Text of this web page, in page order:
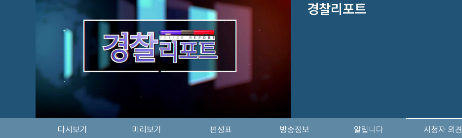
경찰리포트
다시보기 미리보기 편성표 방송정보 알립니다 시청자 의견